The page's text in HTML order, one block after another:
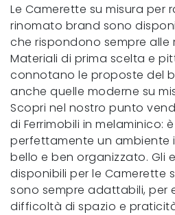
Le Camerette su misura per
rinomato brand sono
che rispondono sempre alle
Materiali di prima scelta e
connotano le proposte del
anche quelle moderne su
Scopri nel nostro punto
di Ferrimobili in melaminico:
perfettamente un ambiente
bello e ben organizzato. Gli
disponibili per le Camerette
sono sempre adattabili, per
difficoltà di spazio e